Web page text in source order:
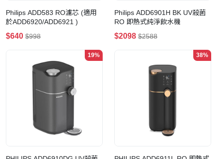
Philips ADD583 RO濾芯 (適用
於ADD6920/ADD6921 )
$640 $998
Philips ADD6901H BK UV殺菌
RO 即熱式純淨飲水機
$2098 $2588
19% 38%